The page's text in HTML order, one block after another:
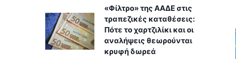
«Φίλτρο» της ΑΑΔΕ στις
τραπεζικές καταθέσεις:
Πότε το χαρτζιλίκι και οι
αναλήψεις θεωρούνται
κρυφή δωρεά